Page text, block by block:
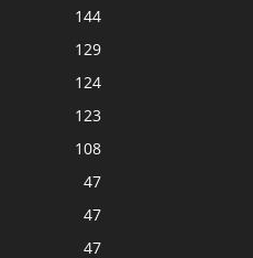
144
129
124
123
108
47
47
47